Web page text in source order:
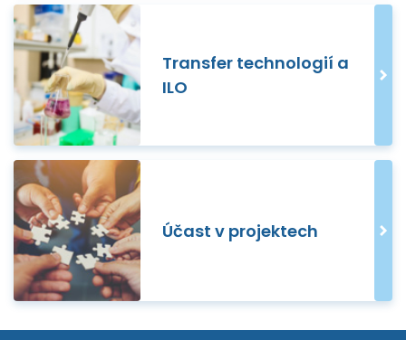
Transfer technologií a
ILO
Účast v projektech